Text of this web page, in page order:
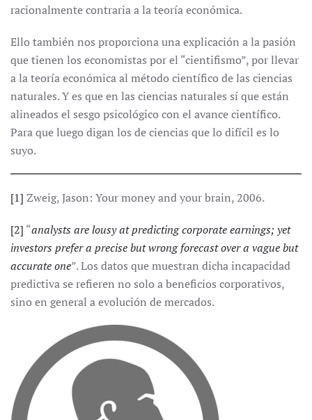
racionalmente contraria a la teoría económica.
Ello también nos proporciona una explicación a la pasión
que tienen los economistas por el “cientifismo”, por llevar
a la teoría económica al método científico de las ciencias
naturales. Y es que en las ciencias naturales sí que están
alineados el sesgo psicológico con el avance científico.
Para que luego digan los de ciencias que lo difícil es lo
suyo.
[1] Zweig, Jason: Your money and your brain, 2006.
[2] “analysts are lousy at predicting corporate earnings; yet
investors prefer a precise but wrong forecast over a vague but
accurate one”. Los datos que muestran dicha incapacidad
predictiva se refieren no solo a beneficios corporativos,
sino en general a evolución de mercados.